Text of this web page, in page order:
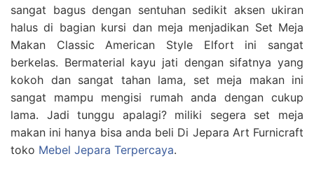
sangat bagus dengan sentuhan sedikit aksen ukiran
halus di bagian kursi dan meja menjadikan Set Meja
Makan Classic American Style Elfort ini sangat
berkelas. Bermaterial kayu jati dengan sifatnya yang
kokoh dan sangat tahan lama, set meja makan ini
sangat mampu mengisi rumah anda dengan cukup
lama. Jadi tunggu apalagi? miliki segera set meja
makan ini hanya bisa anda beli Di Jepara Art Furnicraft
toko Mebel Jepara Terpercaya.